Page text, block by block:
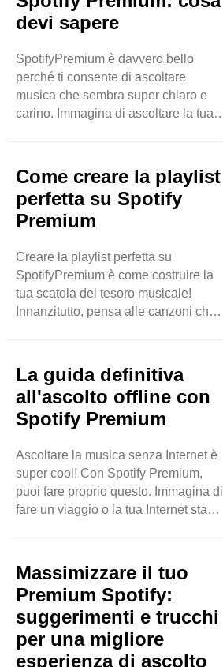
interessante di SpotifyPremium è che
puoi scaricare la tua musica. Ciò
canzoni preferite anche quando non
sei connesso a Internet. Quindi, sia
che tu sia in viaggio ..
devi sapere
SpotifyPremium è davvero bello
perché ti consente di ascoltare
musica che sembra super chiaro e
carino. Immagina di ascoltare la tua
stanza! È così bello che la musica
suona con Spotify Premium. Non
sentirai rumori sfocati, solo musica
chiara, come quando sei a un
suona le canzoni in un modo speciale
che le fa sembrare al meglio. Ora, se
..
Come creare la playlist
perfetta su Spotify
Premium
Creare la playlist perfetta su
SpotifyPremium è come costruire la
tua scatola del tesoro musicale!
Innanzitutto, pensa alle canzoni che ti
rilassarti o anche per quando ti senti
un po 'triste e hai bisogno di
applaudire. È come scegliere le tue
caramelle preferite e metterle tutte in
volta che vuoi. Quindi, dai alla tua
playlist un nome divertente che ti fa
sorridere ogni ..
La guida definitiva
all'ascolto offline con
Spotify Premium
Ascoltare la musica senza Internet è
super cool! Con Spotify Premium,
puoi fare proprio questo. Immagina di
fare un viaggio o la tua Internet sta
come avere una scatola musicale
magica che suona tutte le melodie
che ami, sempre e ovunque.
SpotifyPremium ti consente di
scaricare la tua musica più amata.
Quindi, puoi giocarli anche quando
Massimizzare il tuo
Premium Spotify:
suggerimenti e trucchi
per una migliore
esperienza di ascolto